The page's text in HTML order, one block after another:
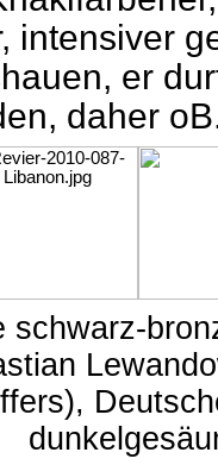
intensiver
er
daher
schwarz-